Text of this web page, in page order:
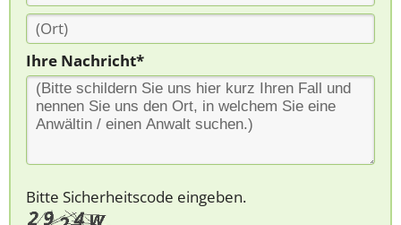
Ihre Nachricht*
Bitte Sicherheitscode eingeben.